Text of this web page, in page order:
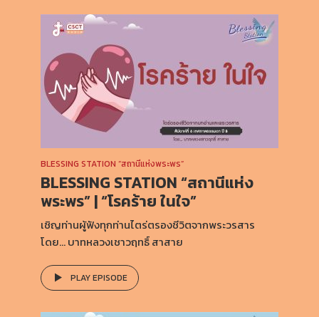
BLESSING STATION “สถานีแห่งพระพร”
BLESSING STATION “สถานีแห่ง
พระพร” | “โรคร้าย ในใจ”
เชิญท่านผู้ฟังทุกท่านไตร่ตรองชีวิตจากพระวรสาร
โดย… บาทหลวงเชาวฤทธิ์ สาสาย
PLAY EPISODE